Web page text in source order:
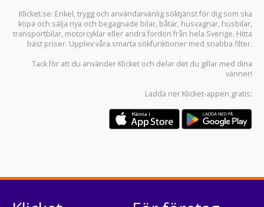
Klicket.se: Enkel, trygg och användarvänlig söktjänst för dig som ska
köpa och sälja nya och begagnade bilar, båtar, husvagnar, husbilar,
transportbilar, motorcyklar eller andra fordon från hela Sverige. Hitta
bäst priser. Upplev våra smarta sökfunktioner med snabba filter.
Tack för att du använder Klicket och delar det du gillar med dina
vänner!
Ladda ner Klicket-appen gratis: